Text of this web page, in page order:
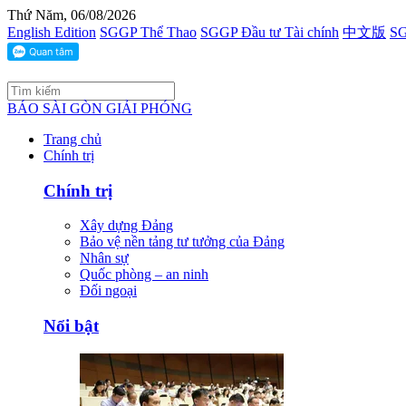
Thứ Năm, 06/08/2026
English Edition SGGP Thể Thao SGGP Đầu tư Tài chính 中文版
BÁO SÀI GÒN GIẢI PHÓNG
Trang chủ
Chính trị
Chính trị
Xây dựng Đảng
Bảo vệ nền tảng tư tưởng của Đảng
Nhân sự
Quốc phòng – an ninh
Đối ngoại
Nổi bật